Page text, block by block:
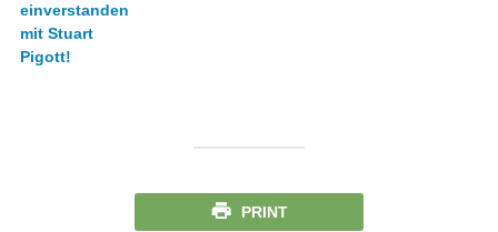
einverstanden
mit Stuart
Pigott!
PRINT